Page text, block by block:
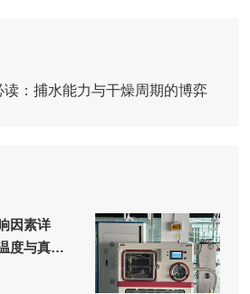
：捕水能力与干燥周期的博弈
因素详
度与真空